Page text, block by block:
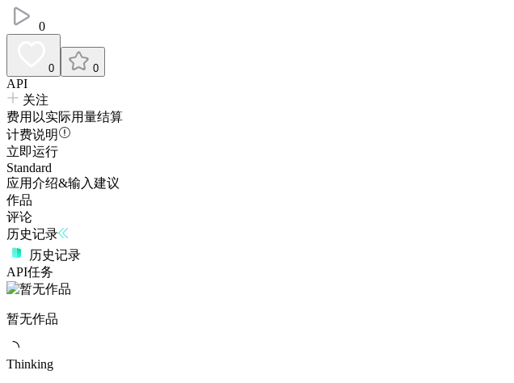
0
0 0
API
关注
费用以实际用量结算
计费说明
立即运行
Standard
应用介绍&输入建议
作品
评论
历史记录
历史记录
API任务
暂无作品
Thinking